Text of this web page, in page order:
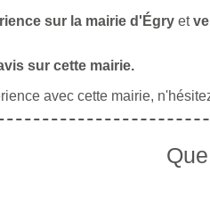
sur la mairie d'Égry et
sur cette mairie.
avec cette mairie,